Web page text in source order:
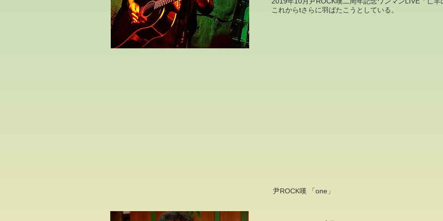
これからtさらに羽ばたこうとしている。
尹ROCK嘆 「one」